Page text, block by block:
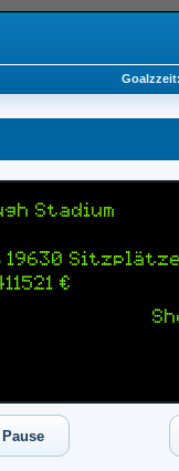
Stadium
19630
€